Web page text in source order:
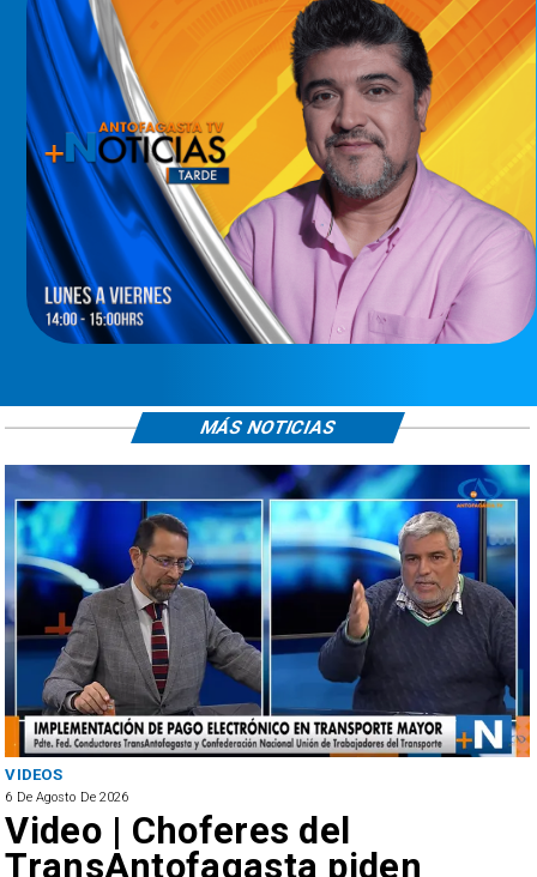
VIDEOS
6 De Agosto De 2026
Video | Choferes del
TransAntofagasta piden
MÁS NOTICIAS